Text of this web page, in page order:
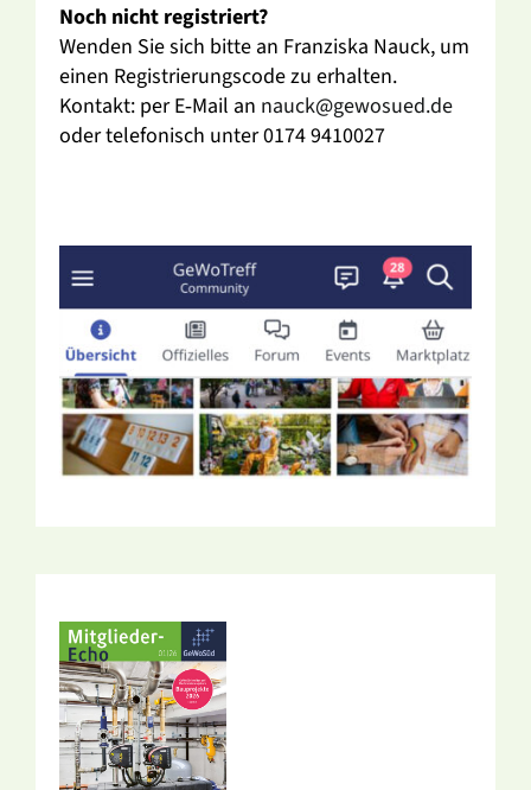
Noch nicht regis­triert?
Wenden Sie sich bitte an Fran­ziska Nauck, um
einen Regis­trie­rungs­code zu erhalten.
Kontakt: per E‑Mail an nauck@gewosued.de
oder tele­fo­nisch unter 0174 9410027